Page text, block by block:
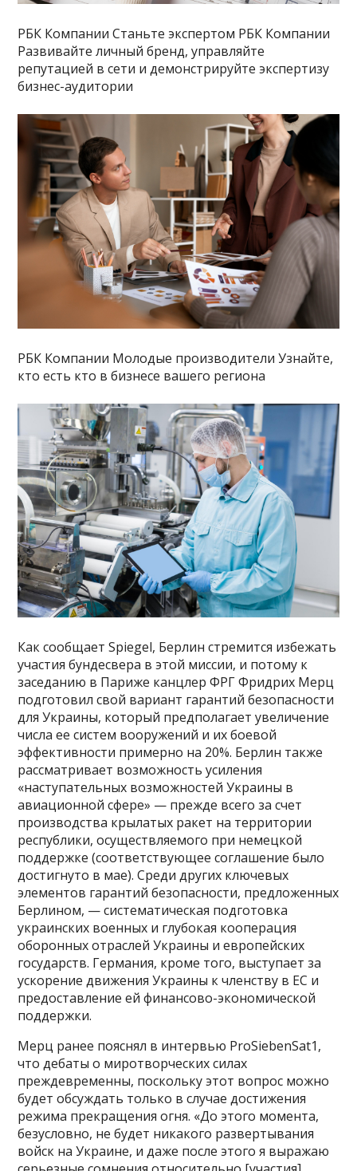
РБК Компании Станьте экспертом РБК Компании
Развивайте личный бренд, управляйте
репутацией в сети и демонстрируйте экспертизу
бизнес-аудитории
РБК Компании Молодые производители Узнайте,
кто есть кто в бизнесе вашего региона
Как сообщает Spiegel, Берлин стремится избежать
участия бундесвера в этой миссии, и потому к
заседанию в Париже канцлер ФРГ Фридрих Мерц
подготовил свой вариант гарантий безопасности
для Украины, который предполагает увеличение
числа ее систем вооружений и их боевой
эффективности примерно на 20%. Берлин также
рассматривает возможность усиления
«наступательных возможностей Украины в
авиационной сфере» — прежде всего за счет
производства крылатых ракет на территории
республики, осуществляемого при немецкой
поддержке (соответствующее соглашение было
достигнуто в мае). Среди других ключевых
элементов гарантий безопасности, предложенных
Берлином, — систематическая подготовка
украинских военных и глубокая кооперация
оборонных отраслей Украины и европейских
государств. Германия, кроме того, выступает за
ускорение движения Украины к членству в ЕС и
предоставление ей финансово-экономической
поддержки.
Мерц ранее пояснял в интервью ProSiebenSat1,
что дебаты о миротворческих силах
преждевременны, поскольку этот вопрос можно
будет обсуждать только в случае достижения
режима прекращения огня. «До этого момента,
безусловно, не будет никакого развертывания
войск на Украине, и даже после этого я выражаю